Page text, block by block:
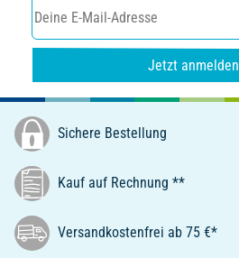
Jetzt anmelden
Sichere Bestellung
Kauf auf Rechnung **
Versandkostenfrei ab 75 €*